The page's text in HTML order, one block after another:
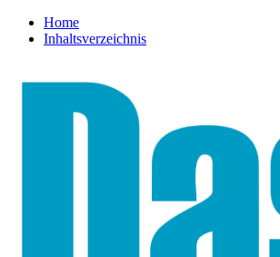
Home
Inhaltsverzeichnis